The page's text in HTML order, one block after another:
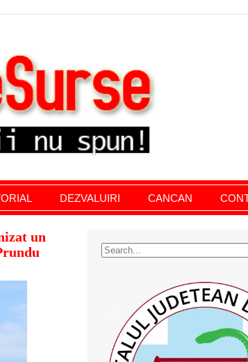
editoriale giurgiu, dezvaluiri, soc,
DEZVALUIRI CANCAN
un